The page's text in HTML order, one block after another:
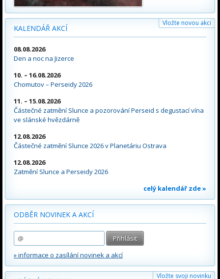
KALENDÁŘ AKCÍ
Vložte novou akci
08.08.2026
Den a noc na Jizerce
10. – 16.08.2026
Chomutov – Perseidy 2026
11. – 15.08.2026
Částečné zatmění Slunce a pozorování Perseid s degustací vína
ve slánské hvězdárně
12.08.2026
Částečné zatmění Slunce 2026 v Planetáriu Ostrava
12.08.2026
Zatmění Slunce a Perseidy 2026
celý kalendář zde »
ODBĚR NOVINEK A AKCÍ
» informace o zasílání novinek a akcí
Vložte svoji novinku